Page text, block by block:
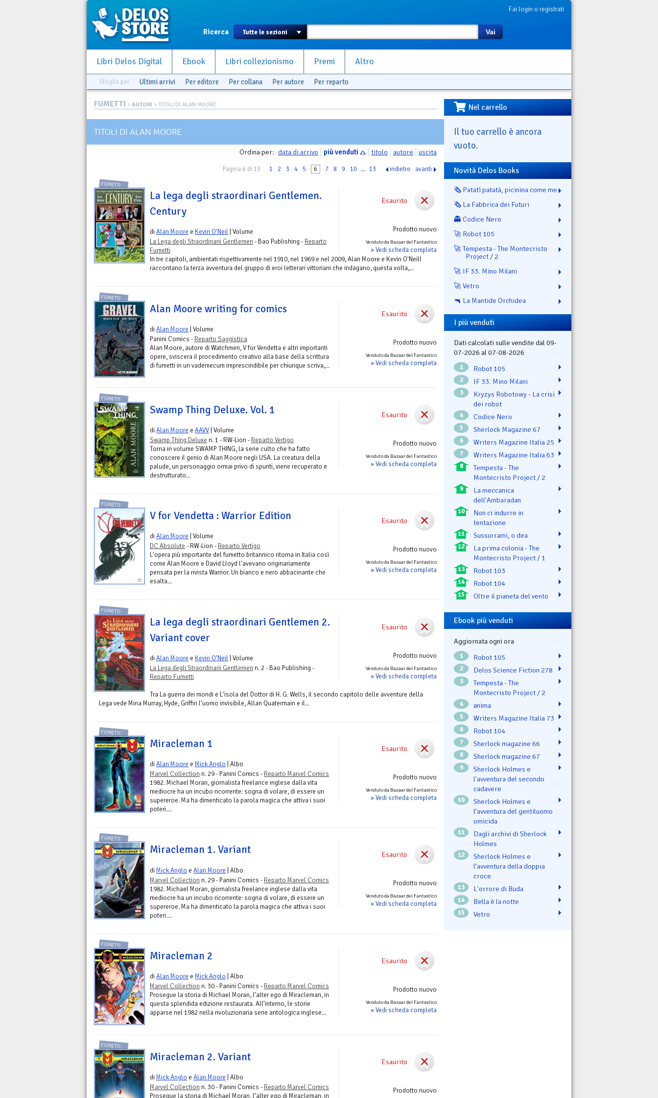
Fai login o registrati
Ricerca Vai
Libri Delos Digital Ebook Libri collezionismo Premi Altro
Sfoglia per Ultimi arrivi Per editore Per collana Per autore Per reparto
FUMETTI > AUTORI > TITOLI DI ALAN MOORE
TITOLI DI ALAN MOORE
Ordina per: data di arrivo più venduti titolo autore uscita
Pagina 6 di 13 1 2 3 4 5 6 7 8 9 10 ... 13 indietro avanti
Esaurito
Prodotto nuovo
Venduto da Bazaar del Fantastico
» Vedi scheda completa
FUMETTI
La lega degli straordinari Gentlemen.
Century
diAlan Moore e Kevin O'Neil | Volume
La Lega degli Straordinarii Gentlemen - Bao Publishing - Reparto
Fumetti
In tre capitoli, ambientati rispettivamente nel 1910, nel 1969 e nel 2009, Alan Moore e Kevin O'Neill
raccontano la terza avventura del gruppo di eroi letterari vittoriani che indagano, questa volta,...
Esaurito
Prodotto nuovo
Venduto da Bazaar del Fantastico
» Vedi scheda completa
FUMETTI
Alan Moore writing for comics
diAlan Moore | Volume
Panini Comics - Reparto Saggistica
Alan Moore, autore di Watchmen, V for Vendetta e altri importanti
opere, sviscera il procedimento creativo alla base della scrittura
di fumetti in un vademecum imprescindibile per chiunque scriva,...
Esaurito
Prodotto nuovo
Venduto da Bazaar del Fantastico
» Vedi scheda completa
FUMETTI
Swamp Thing Deluxe. Vol. 1
diAlan Moore e AAVV | Volume
Swamp Thing Deluxe n. 1 - RW-Lion - Reparto Vertigo
Torna in volume SWAMP THING, la serie culto che ha fatto
conoscere il genio di Alan Moore negli USA. La creatura della
palude, un personaggio ormai privo di spunti, viene recuperato e
destrutturato...
Esaurito
Prodotto nuovo
Venduto da Bazaar del Fantastico
» Vedi scheda completa
FUMETTI
V for Vendetta : Warrior Edition
diAlan Moore | Volume
DC Absolute - RW-Lion - Reparto Vertigo
L'opera più importante del fumetto britannico ritorna in Italia così
come Alan Moore e David Lloyd l'avevano originariamente
pensata per la rivista Warrior. Un bianco e nero abbacinante che
esalta...
Esaurito
Prodotto nuovo
Venduto da Bazaar del Fantastico
» Vedi scheda completa
FUMETTI
La lega degli straordinari Gentlemen 2.
Variant cover
diAlan Moore e Kevin O'Neil | Volume
La Lega degli Straordinarii Gentlemen n. 2 - Bao Publishing -
Reparto Fumetti
Tra La guerra dei mondi e L'isola del Dottor di H. G. Wells, il secondo capitolo delle avventure della
Lega vede Mina Murray, Hyde, Griffin l'uomo invisibile, Allan Quatermain e il...
Esaurito
Prodotto nuovo
Venduto da Bazaar del Fantastico
» Vedi scheda completa
FUMETTI
Miracleman 1
diAlan Moore e Mick Anglo | Albo
Marvel Collection n. 29 - Panini Comics - Reparto Marvel Comics
1982. Michael Moran, giornalista freelance inglese dalla vita
mediocre ha un incubo ricorrente: sogna di volare, di essere un
supereroe. Ma ha dimenticato la parola magica che attiva i suoi
poteri....
Esaurito
Prodotto nuovo
Venduto da Bazaar del Fantastico
» Vedi scheda completa
FUMETTI
Miracleman 1. Variant
di Mick Anglo e Alan Moore | Albo
Marvel Collection n. 29 - Panini Comics - Reparto Marvel Comics
1982. Michael Moran, giornalista freelance inglese dalla vita
mediocre ha un incubo ricorrente: sogna di volare, di essere un
supereroe. Ma ha dimenticato la parola magica che attiva i suoi
poteri....
Esaurito
Prodotto nuovo
Venduto da Bazaar del Fantastico
» Vedi scheda completa
FUMETTI
Miracleman 2
diAlan Moore e Mick Anglo | Albo
Marvel Collection n. 30 - Panini Comics - Reparto Marvel Comics
Prosegue la storia di Michael Moran, l’alter ego di Miracleman, in
questa splendida edizione restaurata. All’interno, le storie
apparse nel 1982 nella rivoluzionaria serie antologica inglese...
Esaurito
Prodotto nuovo
FUMETTI
Miracleman 2. Variant
di Mick Anglo e Alan Moore | Albo
Marvel Collection n. 30 - Panini Comics - Reparto Marvel Comics
Prosegue la storia di Michael Moran, l’alter ego di Miracleman, in
Nel carrello
Il tuo carrello è ancora
vuoto.
Novità Delos Books
🗞️ Patatì patatà, picinina come me
🗞️ La Fabbrica dei Futuri
👻 Codice Nero
🚀 Robot 105
🚀 Tempesta - The Montecristo
Project / 2
🚀 IF 33. Mino Milani
🚀 Vetro
🔫 La Mantide Orchidea
I più venduti
Dati calcolati sulle vendite dal 09-
07-2026 al 07-08-2026
1 Robot 105
2 IF 33. Mino Milani
3
Kryzys Robotowy - La crisi
dei robot
4 Codice Nero
5 Sherlock Magazine 67
6 Writers Magazine Italia 25
7 Writers Magazine Italia 63
8
Tempesta - The
Montecristo Project / 2
9
La meccanica
dell'Ambaradan
10
Non ci indurre in
tentazione
11 Sussurrami, o dea
12
La prima colonia - The
Montecristo Project / 1
13 Robot 103
14 Robot 104
15 Oltre il pianeta del vento
Ebook più venduti
Aggiornata ogni ora
1 Robot 105
2 Delos Science Fiction 278
3
Tempesta - The
Montecristo Project / 2
4 ənima
5 Writers Magazine Italia 73
6 Robot 104
7 Sherlock magazine 66
8 Sherlock magazine 67
9
Sherlock Holmes e
l'avventura del secondo
cadavere
10
Sherlock Holmes e
l’avventura del gentiluomo
omicida
11
Dagli archivi di Sherlock
Holmes
12
Sherlock Holmes e
l’avventura della doppia
croce
13 L'orrore di Buda
14 Bella è la notte
15 Vetro